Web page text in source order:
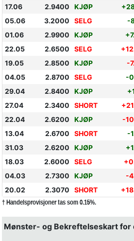
17.06
2.9400 KJØP
05.06
3.2000 SELG -
01.06
2.9900 KJØP
22.05
2.6500 SELG
19.05
2.8500 KJØP -
04.05
2.8700 SELG -
29.04
2.8400 KJØP
27.04
2.3400 SHORT
22.04
2.6200 KJØP -
13.04
2.6700 SHORT -
31.03
2.6200 KJØP
18.03
2.6000 SELG
04.03
2.7300 KJØP -
20.02
2.3070 SHORT
† Handelsprovisjoner tas som 0.15%.
Mønster- og Bekreftelseskart for